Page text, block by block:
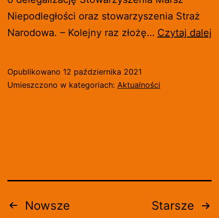
Niepodległości oraz stowarzyszenia Straż
Narodowa. – Kolejny raz złożę… Czytaj dalej
Opublikowano 12 października 2021
Umieszczono w kategoriach: Aktualności
Stronicowanie
Nowsze Starsze